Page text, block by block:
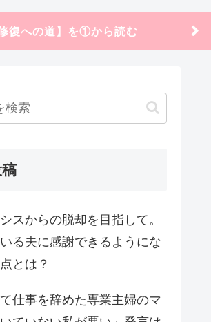
復への道】を①から読む
スからの脱却を目指して。
る夫に感謝できるようにな
とは？
仕事を辞めた専業主婦のマ